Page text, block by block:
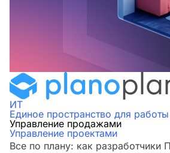
ИТ
Единое пространство для работы
Управление продажами
Управление проектами
Все по плану: как